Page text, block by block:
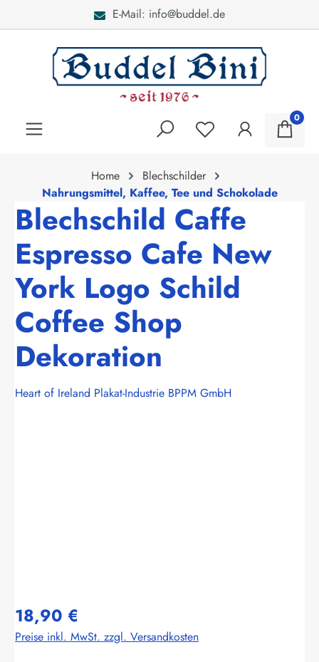
E-Mail: info@buddel.de
0
Home
Blechschilder
Nahrungsmittel, Kaffee, Tee und Schokolade
Blechschild Caffe
Espresso Cafe New
York Logo Schild
Coffee Shop
Dekoration
Heart of Ireland Plakat-Industrie BPPM GmbH
18,90 €
Preise inkl. MwSt. zzgl. Versandkosten